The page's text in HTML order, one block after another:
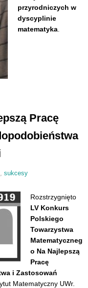
przyrodniczych w
dyscyplinie
matematyka
Pracę
sukcesy
Rozstrzygnięto
LV Konkurs
Polskiego
Towarzystwa
Matematyczneg
o Na Najlepszą
Pracę
i Zastosowań
Matematyczny UWr.